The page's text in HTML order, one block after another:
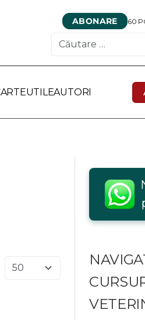
ABONARE 60
UTILEAUTORI
Afișare #